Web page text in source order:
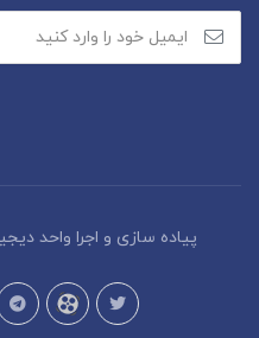
پیاده سازی و اجرا واحد